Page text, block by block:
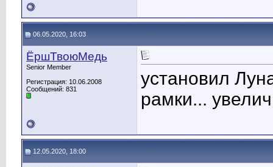
06.05.2020, 16:03
ЁршТвоюМедь
Senior Member
Регистрация: 10.06.2008
Сообщений: 831
установил
рамки...
12.05.2020, 18:00